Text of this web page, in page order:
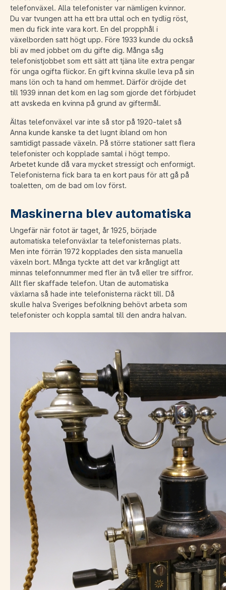
telefonväxel. Alla telefonister var nämligen kvinnor.
Du var tvungen att ha ett bra uttal och en tydlig röst,
men du fick inte vara kort. En del propphål i
växelborden satt högt upp. Före 1933 kunde du också
bli av med jobbet om du gifte dig. Många såg
telefonistjobbet som ett sätt att tjäna lite extra pengar
för unga ogifta flickor. En gift kvinna skulle leva på sin
mans lön och ta hand om hemmet. Därför dröjde det
till 1939 innan det kom en lag som gjorde det förbjudet
att avskeda en kvinna på grund av giftermål.
Ältas telefonväxel var inte så stor på 1920-talet så
Anna kunde kanske ta det lugnt ibland om hon
samtidigt passade växeln. På större stationer satt flera
telefonister och kopplade samtal i högt tempo.
Arbetet kunde då vara mycket stressigt och enformigt.
Telefonisterna fick bara ta en kort paus för att gå på
toaletten, om de bad om lov först.
Maskinerna blev automatiska
Ungefär när fotot är taget, år 1925, började
automatiska telefonväxlar ta telefonisternas plats.
Men inte förrän 1972 kopplades den sista manuella
växeln bort. Många tyckte att det var krångligt att
minnas telefonnummer med fler än två eller tre siffror.
Allt fler skaffade telefon. Utan de automatiska
växlarna så hade inte telefonisterna räckt till. Då
skulle halva Sveriges befolkning behövt arbeta som
telefonister och koppla samtal till den andra halvan.